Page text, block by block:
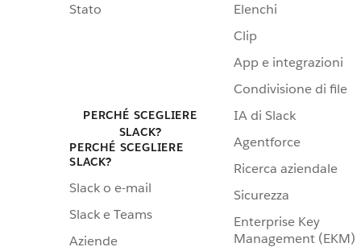
Stato
PERCHÉ SCEGLIERE
SLACK?
PERCHÉ SCEGLIERE
SLACK?
Slack o e-mail
Slack e Teams
Aziende
Elenchi
Clip
App e integrazioni
Condivisione di file
IA di Slack
Agentforce
Ricerca aziendale
Sicurezza
Enterprise Key
Management (EKM)